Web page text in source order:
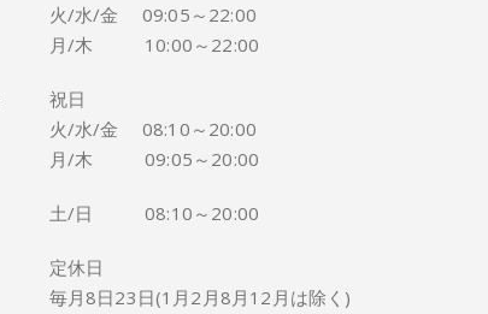
火/水/金 09:05～22:00
月/木 10:00～22:00
祝日
火/水/金 08:10～20:00
月/木 09:05～20:00
土/日 08:10～20:00
定休日
毎月8日23日(1月2月8月12月は除く)